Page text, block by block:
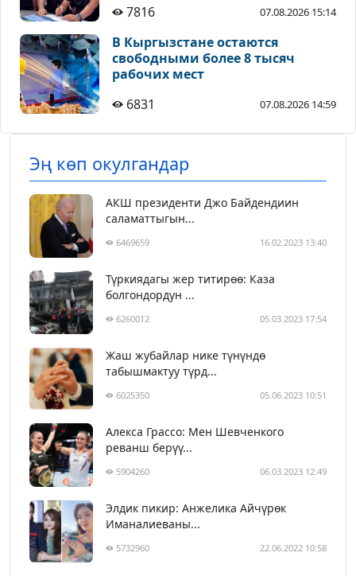
7816 07.08.2026 15:14
В Кыргызстане остаются
свободными более 8 тысяч
рабочих мест
6831
07.08.2026 14:59
Эң көп окулгандар
АКШ президенти Джо Байдендиин
саламаттыгын...
6469659 16.02.2023 13:40
Түркиядагы жер титирөө: Каза
болгондордун ...
6260012 05.03.2023 17:54
Жаш жубайлар нике түнүндө
табышмактуу түрд...
6025350 05.06.2023 10:51
Алекса Грассо: Мен Шевченкого
реванш берүү...
5904260 06.03.2023 12:49
Элдик пикир: Анжелика Айчүрөк
Иманалиеваны...
5732960 22.06.2022 10:58